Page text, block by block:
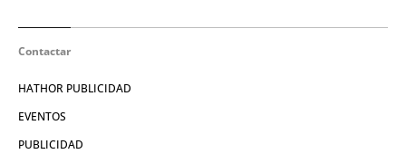
Contactar
HATHOR PUBLICIDAD
EVENTOS
PUBLICIDAD